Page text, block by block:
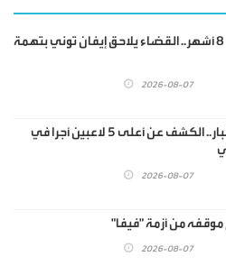
حادثة عمرها 8 أشهر.. القضاء يلاحق إيفان توني بتهمة
2026-08-07
صلاح بين الكبار.. الكشف عن أعلى 5 لاعبين أجرا في
2026-08-07
من أزمة "فيفا"
2026-08-07